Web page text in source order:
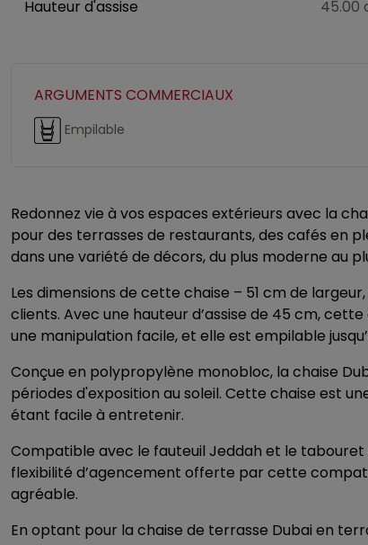
Hauteur d'assise
45.00
ARGUMENTS COMMERCIAUX
Empilable
Redonnez vie à vos espaces extérieurs avec la
pour des terrasses de restaurants, des cafés en
dans une variété de décors, du plus moderne au
Les dimensions de cette chaise – 51 cm de
clients. Avec une hauteur d’assise de 45 cm,
une manipulation facile, et elle est empilable
Conçue en polypropylène monobloc, la chaise
périodes d'exposition au soleil. Cette chaise est
étant facile à entretenir.
Compatible avec le fauteuil Jeddah et le
flexibilité d’agencement offerte par cette
agréable.
En optant pour la chaise de terrasse Dubai en